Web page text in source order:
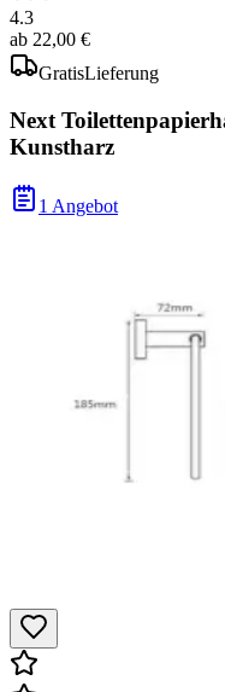
4.3
ab 22,00 €
GratisLieferung
Next
Kunstharz
1 Angebot